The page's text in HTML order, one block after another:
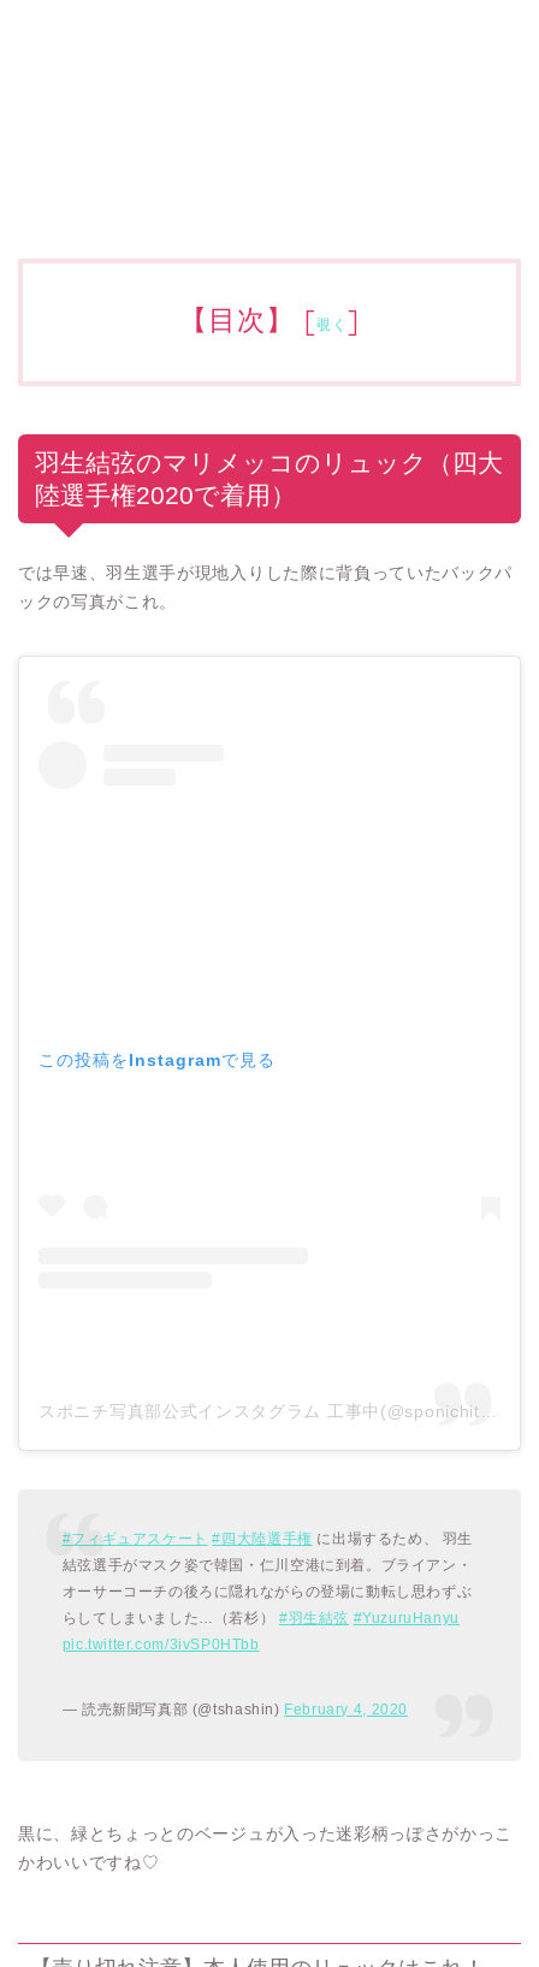
【目次】 [覗く ]
羽生結弦のマリメッコのリュック（四大
陸選手権2020で着用）
では早速、羽生選手が現地入りした際に背負っていたバックパ
ックの写真がこれ。
この投稿をInstagramで見る
スポニチ写真部公式インスタグラム 工事中(@sponichitokyophoto)がシェアした投稿
#フィギュアスケート #四大陸選手権 に出場するため、 羽生
結弦選手がマスク姿で韓国・仁川空港に到着。ブライアン・
オーサーコーチの後ろに隠れながらの登場に動転し思わずぶ
らしてしまいました…（若杉） #羽生結弦 #YuzuruHanyu
pic.twitter.com/3ivSP0HTbb
— 読売新聞写真部 (@tshashin) February 4, 2020
黒に、緑とちょっとのベージュが入った迷彩柄っぽさがかっこ
かわいいですね♡